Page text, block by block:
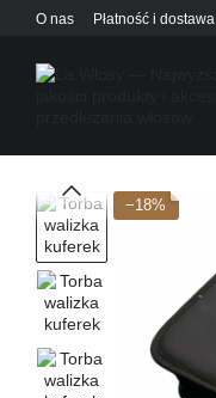
Przejdź do głównej treści
O nas Płatność i dostawa
−18%